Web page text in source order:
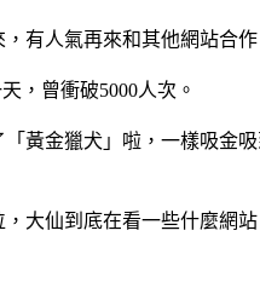
有人氣再來和其他網站合
，曾衝破5000人次。
黃金獵犬」啦，一樣吸金
大仙到底在看一些什麼網